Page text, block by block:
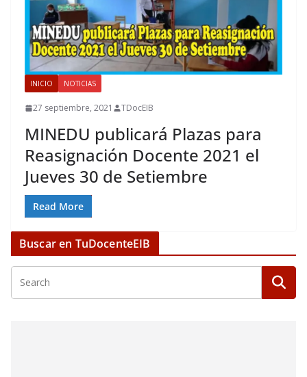
INICIO NOTICIAS
27 septiembre, 2021 TDocEIB
MINEDU publicará Plazas para
Reasignación Docente 2021 el
Jueves 30 de Setiembre
Read More
Buscar en TuDocenteEIB